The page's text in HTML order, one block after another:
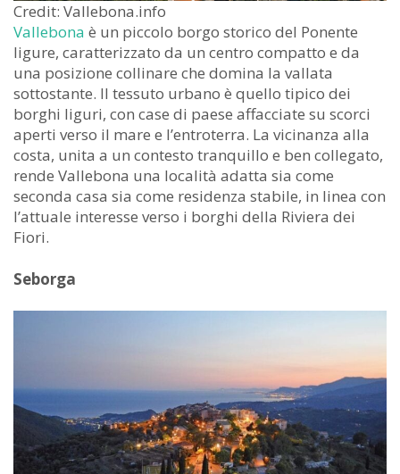
Credit: Vallebona.info
Vallebona è un piccolo borgo storico del Ponente
ligure, caratterizzato da un centro compatto e da
una posizione collinare che domina la vallata
sottostante. Il tessuto urbano è quello tipico dei
borghi liguri, con case di paese affacciate su scorci
aperti verso il mare e l’entroterra. La vicinanza alla
costa, unita a un contesto tranquillo e ben collegato,
rende Vallebona una località adatta sia come
seconda casa sia come residenza stabile, in linea con
l’attuale interesse verso i borghi della Riviera dei
Fiori.
Seborga